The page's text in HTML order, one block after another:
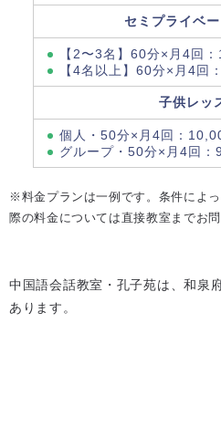
セミプライベ
【2〜3名】60分×月4回
【4名以上】60分×月4回
子供レッ
個人・50分×月4回：
グループ・50分×月4回：
※料金プランは一例です。条件によ
際の料金については直接教室までお
中国語会話教室・孔子苑は、和泉
あります。